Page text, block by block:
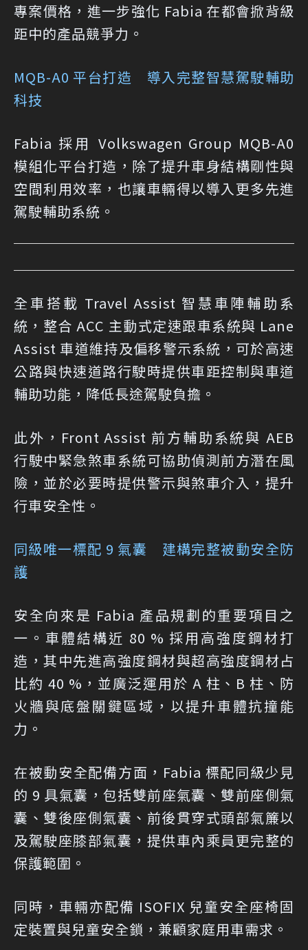
專案價格，進一步強化 Fabia 在都會掀背級
距中的產品競爭力。
MQB-A0 平台打造 導入完整智慧駕駛輔助
科技
Fabia 採用 Volkswagen Group MQB-A0
模組化平台打造，除了提升車身結構剛性與
空間利用效率，也讓車輛得以導入更多先進
駕駛輔助系統。
全車搭載 Travel Assist 智慧車陣輔助系
統，整合 ACC 主動式定速跟車系統與 Lane
Assist 車道維持及偏移警示系統，可於高速
公路與快速道路行駛時提供車距控制與車道
輔助功能，降低長途駕駛負擔。
此外，Front Assist 前方輔助系統與 AEB
行駛中緊急煞車系統可協助偵測前方潛在風
險，並於必要時提供警示與煞車介入，提升
行車安全性。
同級唯一標配 9 氣囊 建構完整被動安全防
護
安全向來是 Fabia 產品規劃的重要項目之
一。車體結構近 80 % 採用高強度鋼材打
造，其中先進高強度鋼材與超高強度鋼材占
比約 40 %，並廣泛運用於 A 柱、B 柱、防
火牆與底盤關鍵區域，以提升車體抗撞能
力。
在被動安全配備方面，Fabia 標配同級少見
的 9 具氣囊，包括雙前座氣囊、雙前座側氣
囊、雙後座側氣囊、前後貫穿式頭部氣簾以
及駕駛座膝部氣囊，提供車內乘員更完整的
保護範圍。
同時，車輛亦配備 ISOFIX 兒童安全座椅固
定裝置與兒童安全鎖，兼顧家庭用車需求。